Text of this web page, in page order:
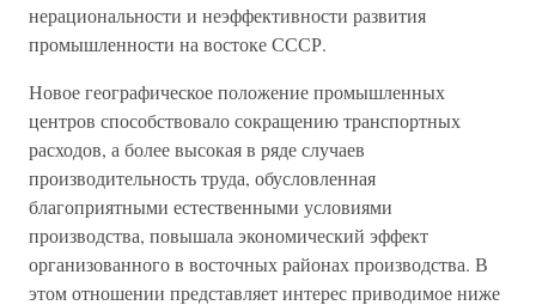
нерациональности и неэффективности развития
промышленности на востоке СССР.
Новое географическое положение промышленных
центров способствовало сокращению транспортных
расходов, а более высокая в ряде случаев
производительность труда, обусловленная
благоприятными естественными условиями
производства, повышала экономический эффект
организованного в восточных районах производства. В
этом отношении представляет интерес приводимое ниже